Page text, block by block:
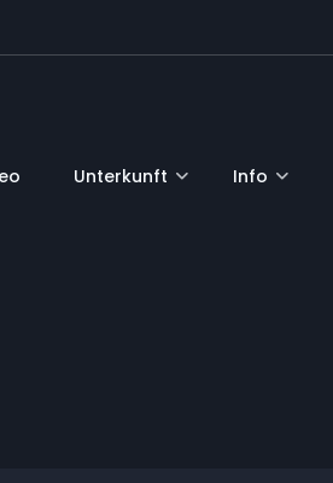
Unterkunft Info